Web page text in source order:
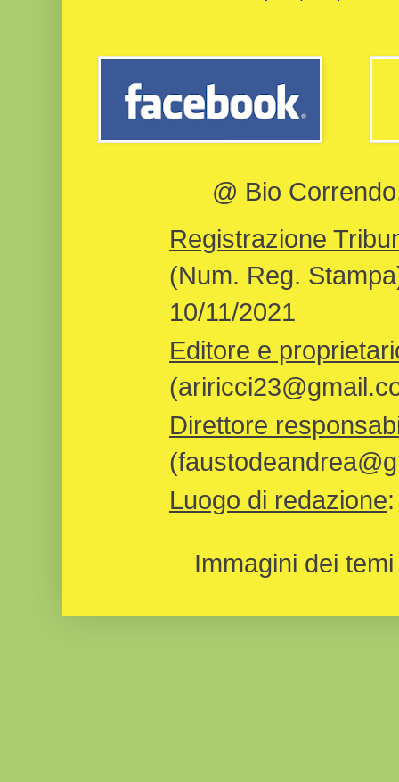
@ Bio
Registrazione
(Num. Reg.
10/11/2021
Editore e
Direttore
Luogo di redazione
Immagini dei